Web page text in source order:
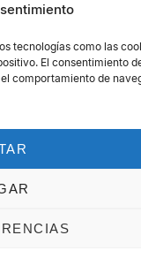
tecnologías como las
El consentimiento
comportamiento de